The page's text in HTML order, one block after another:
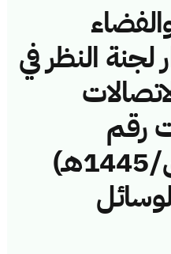
لجنة النظر في
رقم
(45114202/ق/1445هـ)